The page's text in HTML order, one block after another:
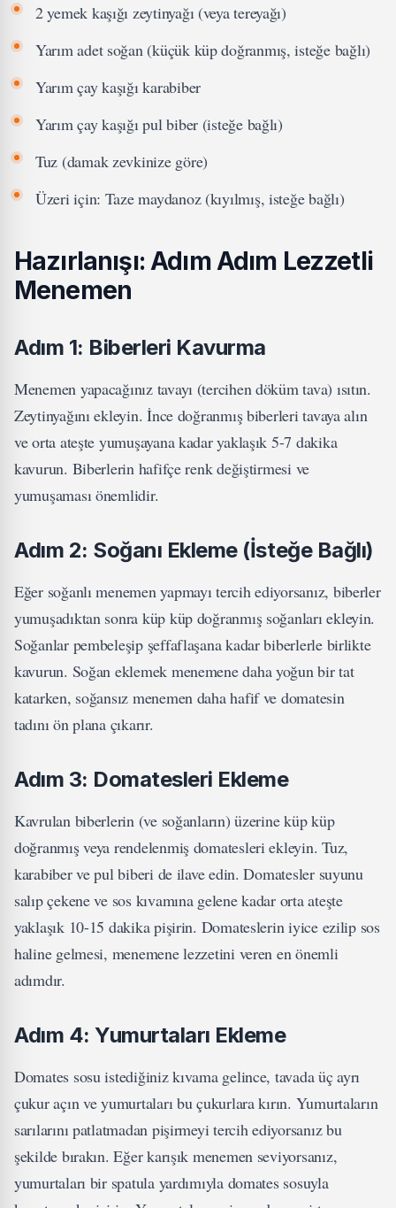
2 yemek kaşığı zeytinyağı (veya tereyağı)
Yarım adet soğan (küçük küp doğranmış, isteğe bağlı)
Yarım çay kaşığı karabiber
Yarım çay kaşığı pul biber (isteğe bağlı)
Tuz (damak zevkinize göre)
Üzeri için: Taze maydanoz (kıyılmış, isteğe bağlı)
Hazırlanışı: Adım Adım Lezzetli
Menemen
Adım 1: Biberleri Kavurma
Menemen yapacağınız tavayı (tercihen döküm tava) ısıtın.
Zeytinyağını ekleyin. İnce doğranmış biberleri tavaya alın
ve orta ateşte yumuşayana kadar yaklaşık 5-7 dakika
kavurun. Biberlerin hafifçe renk değiştirmesi ve
yumuşaması önemlidir.
Adım 2: Soğanı Ekleme (İsteğe Bağlı)
Eğer soğanlı menemen yapmayı tercih ediyorsanız, biberler
yumuşadıktan sonra küp küp doğranmış soğanları ekleyin.
Soğanlar pembeleşip şeffaflaşana kadar biberlerle birlikte
kavurun. Soğan eklemek menemene daha yoğun bir tat
katarken, soğansız menemen daha hafif ve domatesin
tadını ön plana çıkarır.
Adım 3: Domatesleri Ekleme
Kavrulan biberlerin (ve soğanların) üzerine küp küp
doğranmış veya rendelenmiş domatesleri ekleyin. Tuz,
karabiber ve pul biberi de ilave edin. Domatesler suyunu
salıp çekene ve sos kıvamına gelene kadar orta ateşte
yaklaşık 10-15 dakika pişirin. Domateslerin iyice ezilip sos
haline gelmesi, menemene lezzetini veren en önemli
adımdır.
Adım 4: Yumurtaları Ekleme
Domates sosu istediğiniz kıvama gelince, tavada üç ayrı
çukur açın ve yumurtaları bu çukurlara kırın. Yumurtaların
sarılarını patlatmadan pişirmeyi tercih ediyorsanız bu
şekilde bırakın. Eğer karışık menemen seviyorsanız,
yumurtaları bir spatula yardımıyla domates sosuyla